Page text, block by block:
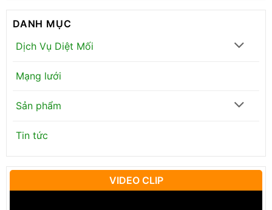
DANH MỤC
Dịch Vụ Diệt Mối
Mạng lưới
Sản phẩm
Tin tức
VIDEO CLIP